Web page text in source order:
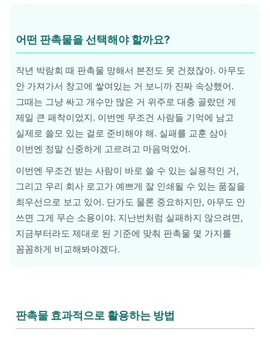
어떤 판촉물을 선택해야 할까요?
작년 박람회 때 판촉물 망해서 본전도 못 건졌잖아. 아무도
안 가져가서 창고에 쌓여있는 거 보니까 진짜 속상했어.
그때는 그냥 싸고 개수만 많은 거 위주로 대충 골랐던 게
제일 큰 패착이었지. 이번엔 무조건 사람들 기억에 남고
실제로 쓸모 있는 걸로 준비해야 해. 실패를 교훈 삼아
이번엔 정말 신중하게 고르려고 마음먹었어.
이번엔 무조건 받는 사람이 바로 쓸 수 있는 실용적인 거,
그리고 우리 회사 로고가 예쁘게 잘 인쇄될 수 있는 품질을
최우선으로 보고 있어. 단가도 물론 중요하지만, 아무도 안
쓰면 그게 무슨 소용이야. 지난번처럼 실패하지 않으려면,
지금부터라도 제대로 된 기준에 맞춰 판촉물 몇 가지를
꼼꼼하게 비교해봐야겠다.
판촉물 효과적으로 활용하는 방법